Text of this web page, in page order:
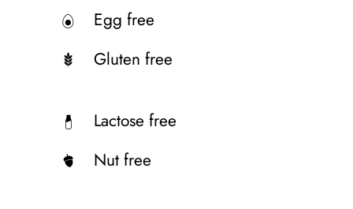
Egg free
Gluten free
Lactose free
Nut free